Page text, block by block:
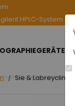
HPLC-System
Sie & Labreycling